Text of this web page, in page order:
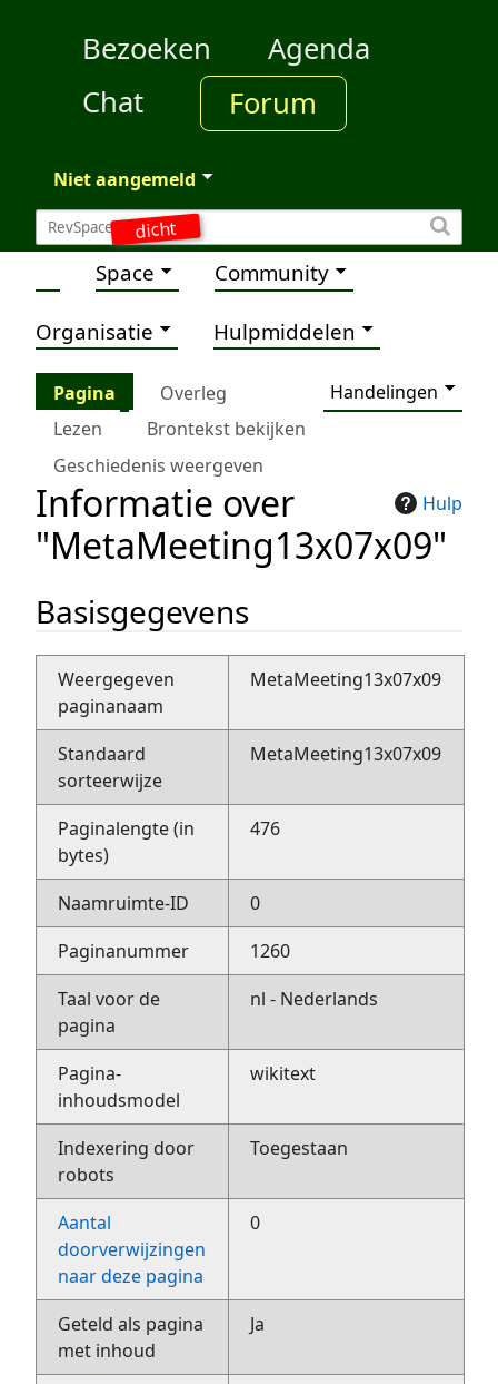
dicht
Bezoeken
Agenda
Chat
Forum
Niet aangemeld
Space Community
Organisatie Hulpmiddelen
Pagina Overleg
Handelingen
Lezen
Brontekst bekijken
Geschiedenis weergeven
Hulp
Informatie over
"MetaMeeting13x07x09"
Basisgegevens
Weergegeven
paginanaam
MetaMeeting13x07x09
Standaard
sorteerwijze
MetaMeeting13x07x09
Paginalengte (in
bytes)
476
Naamruimte-ID
0
Paginanummer
1260
Taal voor de
pagina
nl - Nederlands
Pagina-
inhoudsmodel
wikitext
Indexering door
robots
Toegestaan
Aantal
doorverwijzingen
naar deze pagina
0
Geteld als pagina
met inhoud
Ja